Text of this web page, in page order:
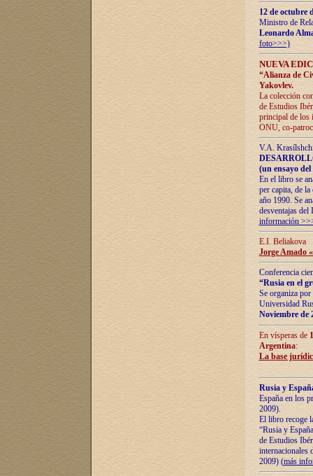
12 de octubre
Ministro de
Leonardo
foto>>>)
NUEVA
“Alianza de
Yakovlev.
La colección
de Estudios
principal de los
ONU, co-
V.A.
(un ensayo
En el libro se
per capita, de
año 1990. Se
desventajas
información
E.I. Beliakova
Jorge Amado
Conferencia
“Rusia en el
Se organiza
Universidad
Noviembre de
En vísperas de
Argentina:
La base
Rusia y
España en los
2009).
El libro recoge
“Rusia y
de Estudios
internacionales
2009) (más